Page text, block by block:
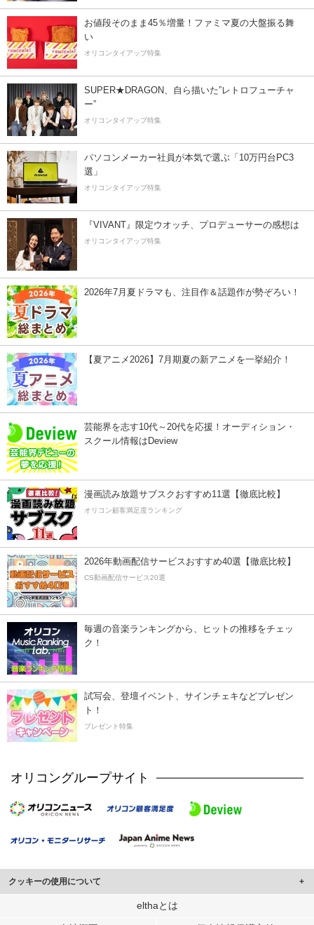
お値段そのまま45％増量！ファミマ夏の大盤振る舞
い
オリコンタイアップ特集
SUPER★DRAGON、自ら描いた”レトロフューチャ
ー”
オリコンタイアップ特集
パソコンメーカー社員が本気で選ぶ「10万円台PC3
選」
オリコンタイアップ特集
『VIVANT』限定ウオッチ、プロデューサーの感想は
オリコンタイアップ特集
2026年7月夏ドラマも、注目作＆話題作が勢ぞろい！
【夏アニメ2026】7月期夏の新アニメを一挙紹介！
芸能界を志す10代～20代を応援！オーディション・
スクール情報はDeview
漫画読み放題サブスクおすすめ11選【徹底比較】
オリコン顧客満足度ランキング
2026年動画配信サービスおすすめ40選【徹底比較】
CS動画配信サービス20選
毎週の音楽ランキングから、ヒットの推移をチェッ
ク！
試写会、登壇イベント、サインチェキなどプレゼン
ト！
プレゼント特集
オリコングループサイト
クッキーの使用について
このサイトでは Cookie を使用して、ユーザーに合わせたコンテンツや広告の
elthaとは